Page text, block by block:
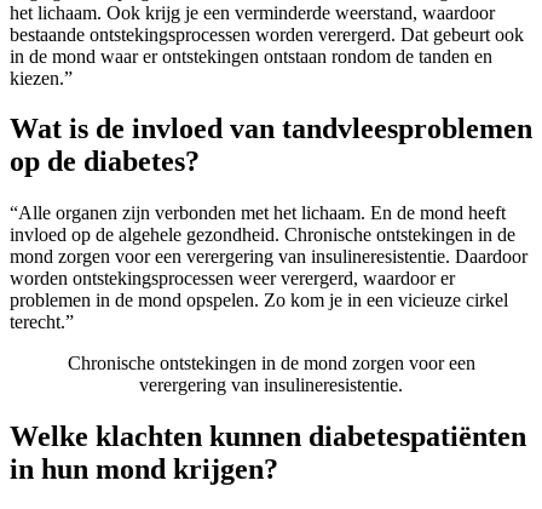
het lichaam. Ook krijg je een verminderde weerstand, waardoor
bestaande ontstekingsprocessen worden verergerd. Dat gebeurt ook
in de mond waar er ontstekingen ontstaan rondom de tanden en
kiezen.”
Wat is de invloed van tandvleesproblemen
op de diabetes?
“Alle organen zijn verbonden met het lichaam. En de mond heeft
invloed op de algehele gezondheid. Chronische ontstekingen in de
mond zorgen voor een verergering van insulineresistentie. Daardoor
worden ontstekingsprocessen weer verergerd, waardoor er
problemen in de mond opspelen. Zo kom je in een vicieuze cirkel
terecht.”
Chronische ontstekingen in de mond zorgen voor een
verergering van insulineresistentie.
Welke klachten kunnen diabetespatiënten
in hun mond krijgen?